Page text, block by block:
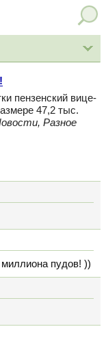
пензенский вице-
47,2 тыс.
Разное
пудов! ))